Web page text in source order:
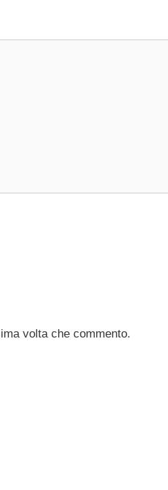
volta che commento.